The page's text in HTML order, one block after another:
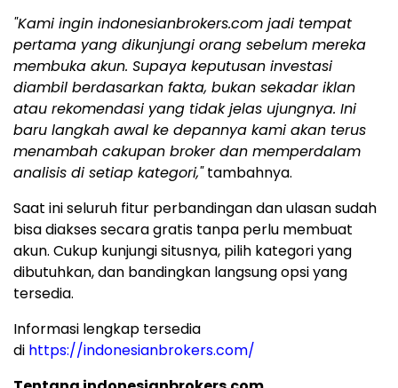
"Kami ingin indonesianbrokers.com jadi tempat
pertama yang dikunjungi orang sebelum mereka
membuka akun. Supaya keputusan investasi
diambil berdasarkan fakta, bukan sekadar iklan
atau rekomendasi yang tidak jelas ujungnya. Ini
baru langkah awal ke depannya kami akan terus
menambah cakupan broker dan memperdalam
analisis di setiap kategori,"tambahnya.
Saat ini seluruh fitur perbandingan dan ulasan sudah
bisa diakses secara gratis tanpa perlu membuat
akun. Cukup kunjungi situsnya, pilih kategori yang
dibutuhkan, dan bandingkan langsung opsi yang
tersedia.
Informasi lengkap tersedia
di https://indonesianbrokers.com/